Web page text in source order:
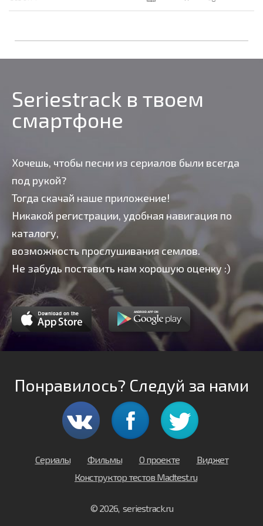
Seriestrack в твоем
смартфоне
Хочешь, чтобы песни из сериалов были всегда
под рукой?
Тогда скачай наше приложение!
Никакой регистрации, удобная навигация по
каталогу,
возможность прослушивания семлов.
Не забудь поставить нам хорошую оценку :)
Понравилось? Следуй за нами
Сериалы Фильмы О проекте
Виджет
Конструктор тестов Madtest.ru
© 2026, seriestrack.ru